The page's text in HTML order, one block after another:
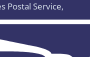
Postal Service,